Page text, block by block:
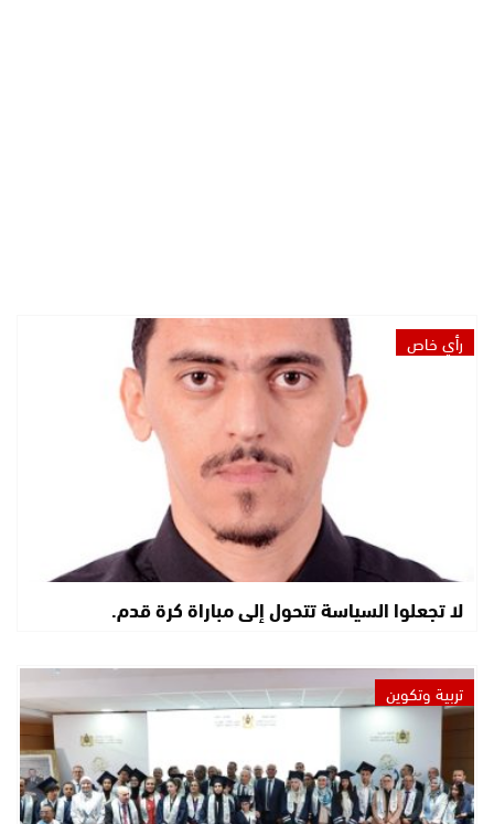
رأي خاص
لا تجعلوا السياسة تتحول إلى مباراة كرة قدم.
تربية وتكوين